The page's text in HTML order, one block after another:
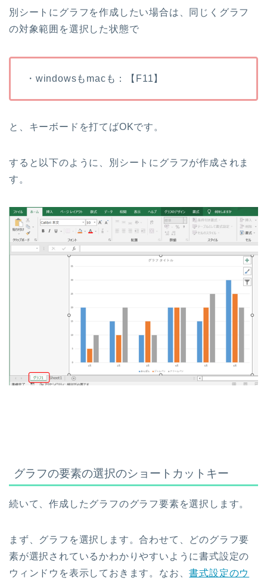
別シートにグラフを作成したい場合は、同じくグラフ
の対象範囲を選択した状態で
・windowsもmacも：【F11】
と、キーボードを打てばOKです。
すると以下のように、別シートにグラフが作成されま
す。
グラフの要素の選択のショートカットキー
続いて、作成したグラフのグラフ要素を選択します。
まず、グラフを選択します。合わせて、どのグラフ要
素が選択されているかわかりやすいように書式設定の
ウィンドウを表示しておきます。なお、書式設定のウ